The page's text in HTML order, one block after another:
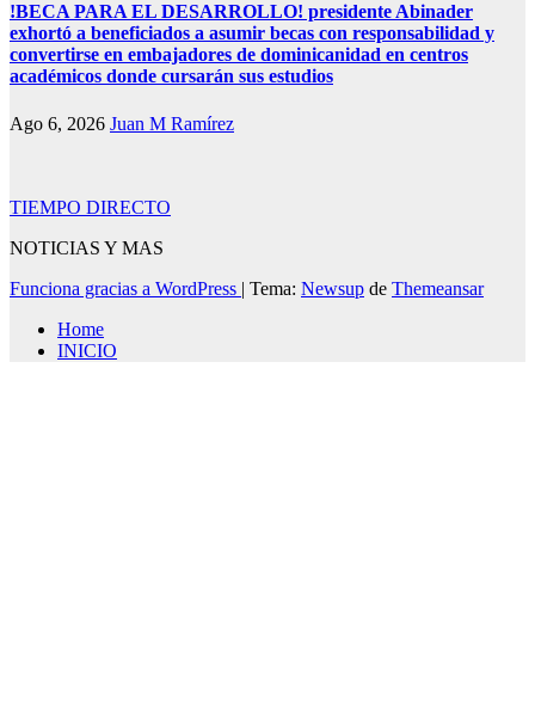
!BECA PARA EL DESARROLLO! presidente Abinader
exhortó a beneficiados a asumir becas con responsabilidad y
convertirse en embajadores de dominicanidad en centros
académicos donde cursarán sus estudios
Ago 6, 2026 Juan M Ramírez
TIEMPO DIRECTO
NOTICIAS Y MAS
Funciona gracias a WordPress | Tema: Newsup de Themeansar
Home
INICIO